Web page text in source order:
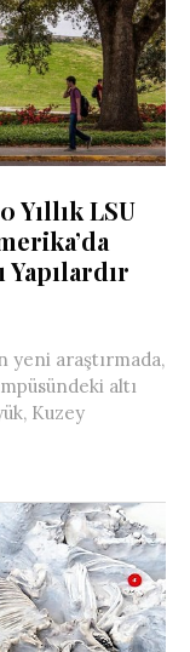
Yıllık LSU
yeni araştırmada,
altı
Kuzey